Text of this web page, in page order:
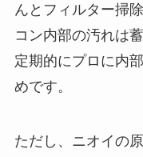
んとフィルター掃
コン内部の汚れは
定期的にプロに内
めです。
ただし、ニオイの